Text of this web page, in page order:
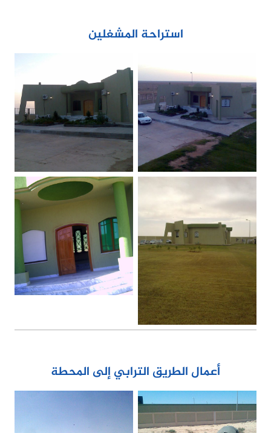
استراحة المشغلين
أعمال الطريق الترابي إلى المحطة